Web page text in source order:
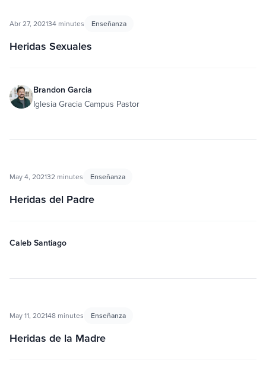
Abr 27, 202134 minutes Enseñanza
Heridas Sexuales
Brandon Garcia
Iglesia Gracia Campus Pastor
May 4, 202132 minutes Enseñanza
Heridas del Padre
Caleb Santiago
May 11, 202148 minutes Enseñanza
Heridas de la Madre